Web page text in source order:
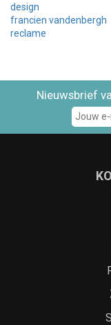
design
francien vandenbergh
reclame
Nieuwsbrief